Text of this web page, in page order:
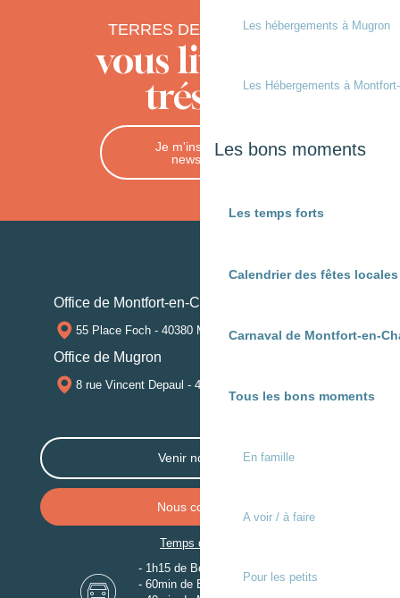
Les hébergements à Mugron
Les Hébergements à
Les bons moments
Les temps forts
Calendrier des fêtes
Carnaval de Montfort-en-
Tous les bons moments
En famille
A voir / à faire
Pour les petits
TERRES DE CHALOSSE
vous livre ses
trésors
Je m'inscris à la
newsletter
Office de Montfort-en-Chalosse
55 Place Foch - 40380 MONTFORT-EN-CHALOSSE
Office de Mugron
8 rue Vincent Depaul - 40250 MUGRON
Venir nous voir
Nous contacter
Temps de trajet
- 1h15 de Bordeaux
- 60min de Biarritz